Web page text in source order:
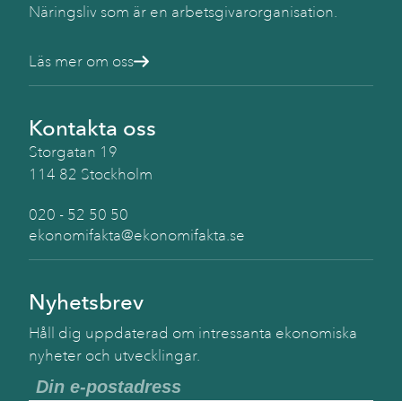
Näringsliv som är en arbetsgivarorganisation.
Läs mer om oss
Kontakta oss
Storgatan 19
114 82 Stockholm
020 - 52 50 50
ekonomifakta@ekonomifakta.se
Nyhetsbrev
Håll dig uppdaterad om intressanta ekonomiska
nyheter och utvecklingar.